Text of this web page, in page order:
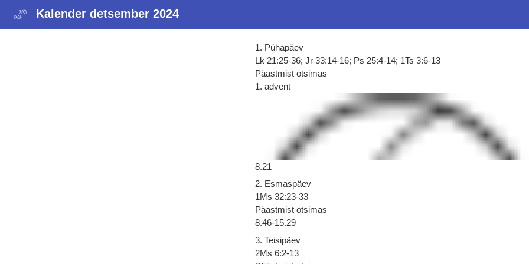
Kalender detsember 2024
1. Pühapäev
Lk 21:25-36; Jr 33:14-16; Ps 25:4-14; 1Ts 3:6-13
Päästmist otsimas
1. advent
8.21
2. Esmaspäev
1Ms 32:23-33
Päästmist otsimas
8.46-15.29
3. Teisipäev
2Ms 6:2-13